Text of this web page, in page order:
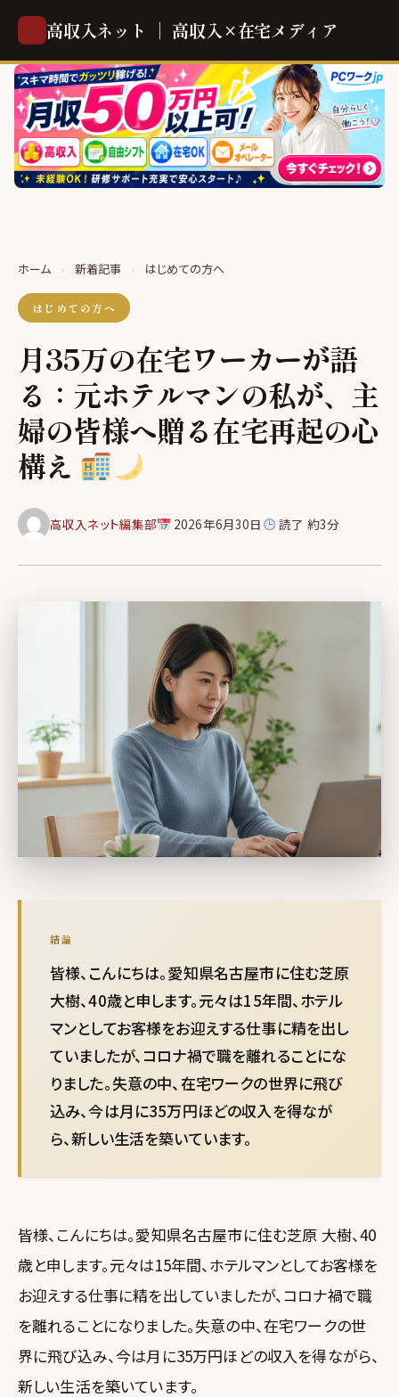
高収入ネット ｜ 高収入×在宅メディア
ホーム › 新着記事 › はじめての方へ
はじめての方へ
月35万の在宅ワーカーが語
る：元ホテルマンの私が、主
婦の皆様へ贈る在宅再起の心
構え
高収入ネット編集部 2026年6月30日 読了 約3分
結論
皆様、こんにちは。愛知県名古屋市に住む芝原
大樹、40歳と申します。元々は15年間、ホテル
マンとしてお客様をお迎えする仕事に精を出し
ていましたが、コロナ禍で職を離れることにな
りました。失意の中、在宅ワークの世界に飛び
込み、今は月に35万円ほどの収入を得なが
ら、新しい生活を築いています。
皆様、こんにちは。愛知県名古屋市に住む芝原 大樹、40
歳と申します。元々は15年間、ホテルマンとしてお客様を
お迎えする仕事に精を出していましたが、コロナ禍で職
を離れることになりました。失意の中、在宅ワークの世
界に飛び込み、今は月に35万円ほどの収入を得ながら、
新しい生活を築いています。